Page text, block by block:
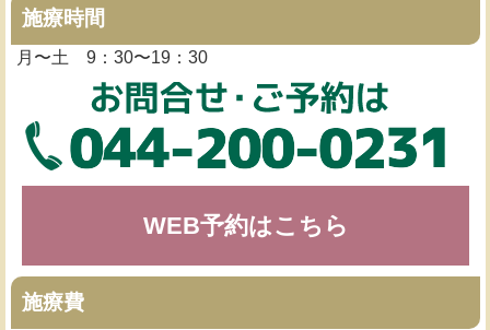
施療時間
月〜土 9：30〜19：30
WEB予約はこちら
施療費